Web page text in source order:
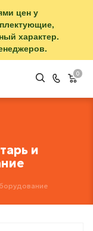
цен у
характер.
0
и